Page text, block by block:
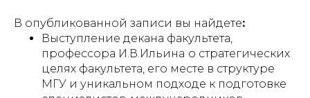
В опубликованной записи вы найдете:
Выступление декана факультета,
профессора И.В.Ильина о стратегических
целях факультета, его месте в структуре
МГУ и уникальном подходе к подготовке